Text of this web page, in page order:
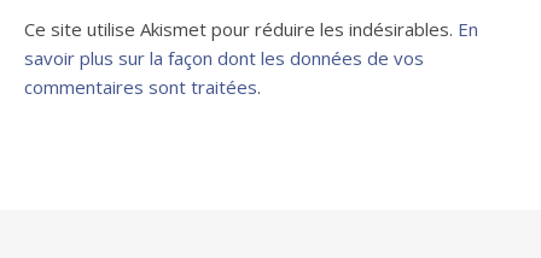
Ce site utilise Akismet pour réduire les indésirables. En
savoir plus sur la façon dont les données de vos
commentaires sont traitées.